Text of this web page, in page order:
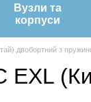
Вузли та
корпуси
двобортний з